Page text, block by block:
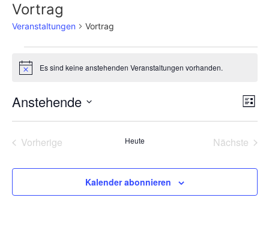
Vortrag
Veranstaltungen Vortrag
HinweisEs sind keine anstehenden Veranstaltungen vorhanden.
Liste
Anstehende
wählen.
VorherigeVeranstaltungenHeute Nächste
Kalender abonnieren